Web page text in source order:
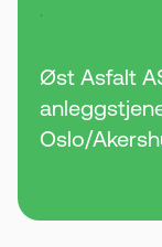
.
Øst Asfalt
Oslo/